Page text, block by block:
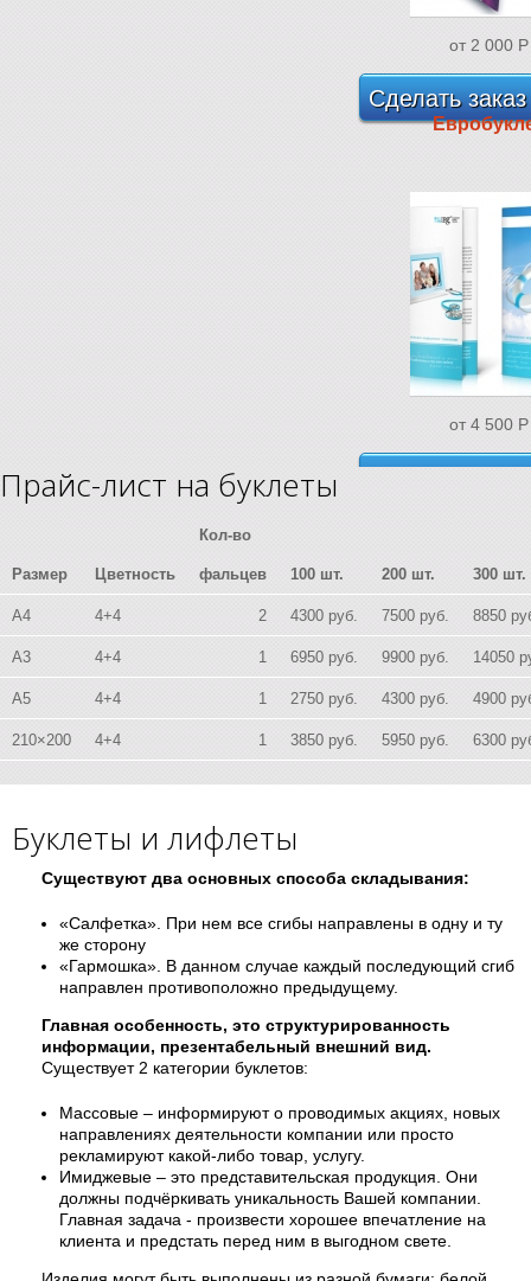
от 2 000 P
Сделать
от 4 500 P
Прайс-лист на буклеты
Размер Цветность
Кол-во
фальцев 100 шт. 200 шт. 300 шт.
А4 4+4 2 4300 руб. 7500 руб. 8850
А3 4+4 1 6950 руб. 9900 руб. 14050
А5 4+4 1 2750 руб. 4300 руб. 4900
210×200 4+4 1 3850 руб. 5950 руб. 6300
Буклеты и лифлеты
Существуют два основных способа складывания:
«Салфетка». При нем все сгибы направлены в одну и ту
же сторону
«Гармошка». В данном случае каждый последующий сгиб
направлен противоположно предыдущему.
Главная особенность, это структурированность
информации, презентабельный внешний вид.
Существует 2 категории буклетов:
Массовые – информируют о проводимых акциях, новых
направлениях деятельности компании или просто
рекламируют какой-либо товар, услугу.
Имиджевые – это представительская продукция. Они
должны подчёркивать уникальность Вашей компании.
Главная задача - произвести хорошее впечатление на
клиента и предстать перед ним в выгодном свете.